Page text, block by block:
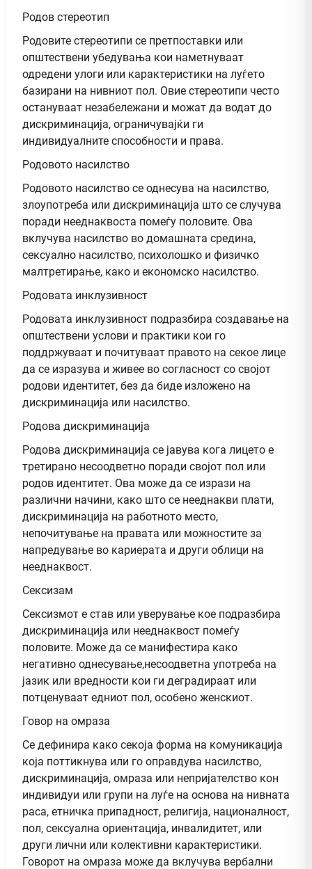
Родов стереотип
Родовите стереотипи се претпоставки или
општествени убедувања кои наметнуваат
одредени улоги или карактеристики на луѓето
базирани на нивниот пол. Овие стереотипи често
остануваат незабележани и можат да водат до
дискриминација, ограничувајќи ги
индивидуалните способности и права.
Родовото насилство
Родовото насилство се однесува на насилство,
злоупотреба или дискриминација што се случува
поради нееднаквоста помеѓу половите. Ова
вклучува насилство во домашната средина,
сексуално насилство, психолошко и физичко
малтретирање, како и економско насилство.
Родовата инклузивност
Родовата инклузивност подразбира создавање на
општествени услови и практики кои го
поддржуваат и почитуваат правото на секое лице
да се изразува и живее во согласност со својот
родови идентитет, без да биде изложено на
дискриминација или насилство.
Родова дискриминација
Родова дискриминација се јавува кога лицето е
третирано несоодветно поради својот пол или
родов идентитет. Ова може да се изрази на
различни начини, како што се нееднакви плати,
дискриминација на работното место,
непочитување на правата или можностите за
напредување во кариерата и други облици на
нееднаквост.
Сексизам
Сексизмот е став или уверување кое подразбира
дискриминација или нееднаквост помеѓу
половите. Може да се манифестира како
негативно однесување,несоодветна употреба на
јазик или вредности кои ги деградираат или
потценуваат едниот пол, особено женскиот.
Говор на омраза
Се дефинира како секоја форма на комуникација
која поттикнува или го оправдува насилство,
дискриминација, омраза или непријателство кон
индивидуи или групи на луѓе на основа на нивната
раса, етничка припадност, религија, националност,
пол, сексуална ориентација, инвалидитет, или
други лични или колективни карактеристики.
Говорот на омраза може да вклучува вербални